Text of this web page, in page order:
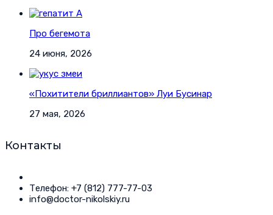
Про бегемота
24 июня, 2026
«Похитители бриллиантов» Луи Бусинар
27 мая, 2026
Контакты
Телефон: +7 (812) 777-77-03
info@doctor-nikolskiy.ru